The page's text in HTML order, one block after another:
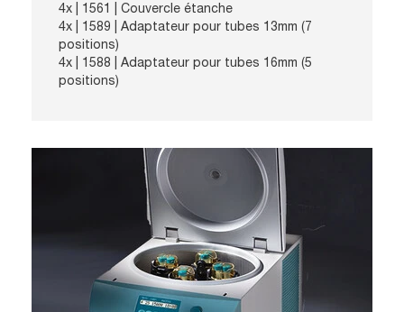
4x | 1561
| Couvercle étanche
4x | 1589
| Adaptateur pour tubes 13mm (7
positions)
4x | 1588
| Adaptateur pour tubes 16mm (5
positions)